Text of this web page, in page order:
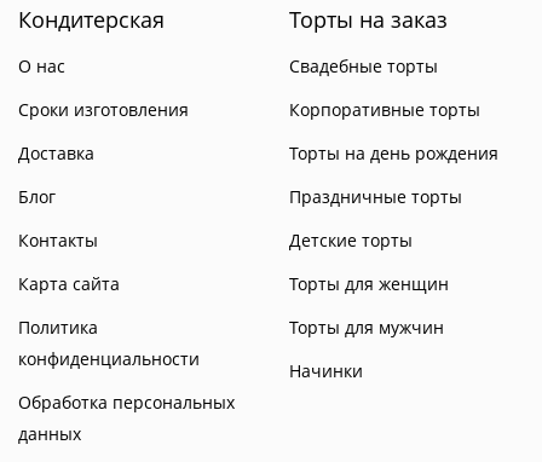
Кондитерская
О нас
Сроки изготовления
Доставка
Блог
Контакты
Карта сайта
Политика
конфиденциальности
Обработка персональных
данных
Торты на заказ
Свадебные торты
Корпоративные торты
Торты на день рождения
Праздничные торты
Детские торты
Торты для женщин
Торты для мужчин
Начинки